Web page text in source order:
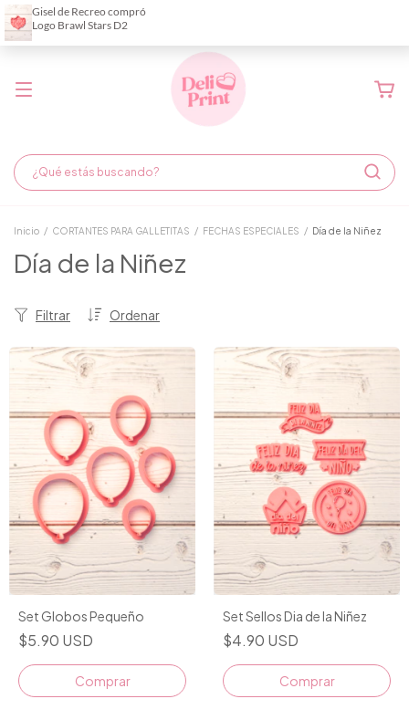
Demora de fabricación hasta 6 días hábiles
Inicio / CORTANTES PARA GALLETITAS / FECHAS ESPECIALES / Día de la Niñez
Día de la Niñez
Ordenar
Filtrar
Set Globos Pequeño
$5.90 USD
Set Sellos Dia de la Niñez
$4.90 USD